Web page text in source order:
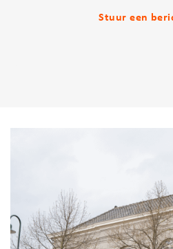
Stuur een